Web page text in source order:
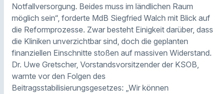
Notfallversorgung. Beides muss im ländlichen Raum
möglich sein“, forderte MdB Siegfried Walch mit Blick auf
die Reformprozesse. Zwar besteht Einigkeit darüber, dass
die Kliniken unverzichtbar sind, doch die geplanten
finanziellen Einschnitte stoßen auf massiven Widerstand.
Dr. Uwe Gretscher, Vorstandsvorsitzender der KSOB,
warnte vor den Folgen des
Beitragsstabilisierungsgesetzes: „Wir können